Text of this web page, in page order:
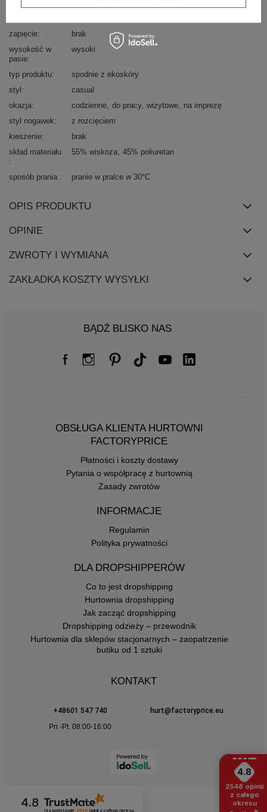
materiał
wiskoza
zapięcie
brak
wysokość w
pasie
wysoki
typ produktu
spodnie z ekoskóry
styl
casual
okazja
codzienne do pracy wizytowe
na imprezę
styl nogawek
z rozcięciem
kieszenie
brak
skład materiału
55% wiskoza 45% poliuretan
sposób prania pranie w pralce w 30°C
OPIS PRODUKTU
OPINIE
ZWROTY I WYMIANA
ZAKŁADKA KOSZTY WYSYŁKI
BĄDŹ BLISKO NAS
OBSŁUGA KLIENTA HURTOWNI
FACTORYPRICE
Płatności i koszty dostawy
Pytania o współpracę z hurtownią
Zasady zwrotów
INFORMACJE
Regulamin
Polityka prywatności
DLA DROPSHIPPERÓW
Co to jest dropshipping
Hurtownia dropshipping
Jak zacząć dropshipping
Dropshipping odzieży – przewodnik
Hurtownia dla sklepów stacjonarnych – zaopatrzenie
butiku od 1 sztuki
KONTAKT
+48601 547 740
hurt@factoryprice.eu
Pn.-Pt. 08:00-16:00
4.8
Na podstawie 2548 opinii z całego okresu
4.8
2548 opinii
z całego
okresu